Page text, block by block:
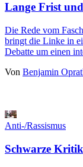
Lange Frist
Die Rede vom
bringt die Linke in
Debatte um einen
Von Benjamin
Anti-/Rassismus
Schwarze